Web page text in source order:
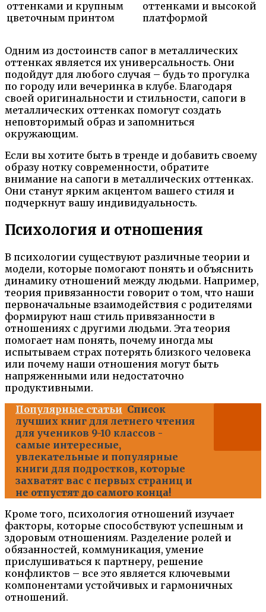
оттенками и крупным
цветочным принтом
оттенками и высокой
платформой
Одним из достоинств сапог в металлических
оттенках является их универсальность. Они
подойдут для любого случая – будь то прогулка
по городу или вечеринка в клубе. Благодаря
своей оригинальности и стильности, сапоги в
металлических оттенках помогут создать
неповторимый образ и запомниться
окружающим.
Если вы хотите быть в тренде и добавить своему
образу нотку современности, обратите
внимание на сапоги в металлических оттенках.
Они станут ярким акцентом вашего стиля и
подчеркнут вашу индивидуальность.
Психология и отношения
В психологии существуют различные теории и
модели, которые помогают понять и объяснить
динамику отношений между людьми. Например,
теория привязанности говорит о том, что наши
первоначальные взаимодействия с родителями
формируют наш стиль привязанности в
отношениях с другими людьми. Эта теория
помогает нам понять, почему иногда мы
испытываем страх потерять близкого человека
или почему наши отношения могут быть
напряженными или недостаточно
продуктивными.
Популярные статьи Список
лучших книг для летнего чтения
для учеников 9-10 классов -
самые интересные,
увлекательные и популярные
книги для подростков, которые
захватят вас с первых страниц и
не отпустят до самого конца!
Кроме того, психология отношений изучает
факторы, которые способствуют успешным и
здоровым отношениям. Разделение ролей и
обязанностей, коммуникация, умение
прислушиваться к партнеру, решение
конфликтов – все это является ключевыми
компонентами устойчивых и гармоничных
отношений.